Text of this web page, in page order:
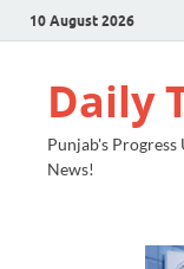
10 August 2026
Daily
Punjab's
News!